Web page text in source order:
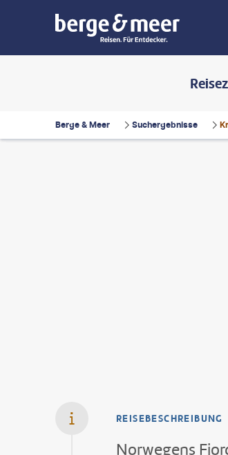
Berge & Meer Suchergebnisse
REISEBESCHREIBUNG
Norwegens